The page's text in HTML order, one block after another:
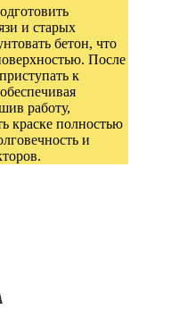
и старых
бетон, что
После
к
работу,
краске полностью
и